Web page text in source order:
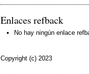
Enlaces refback
No hay ningún enlace
Copyright (c) 2023